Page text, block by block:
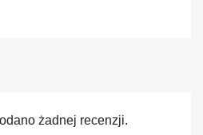
żadnej recenzji.